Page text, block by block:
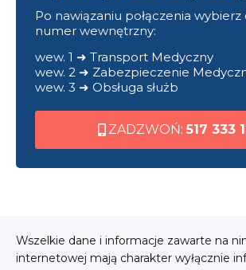
Po nawiązaniu połączenia
numer wewnętrzny:
wew. 1 ➜ Transport Medyczny
wew. 2 ➜ Zabezpieczenie
wew. 3 ➜ Obsługa służb
ZADZWOŃ: 517 333
Wszelkie dane i informacje zawarte na
internetowej mają charakter wyłącznie